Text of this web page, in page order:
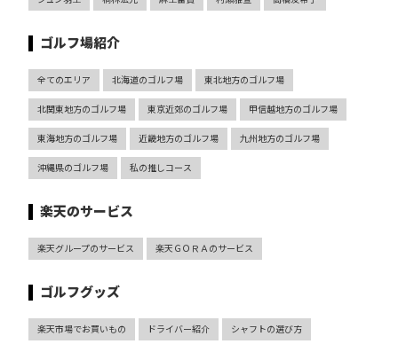
ゴルフ場紹介
全てのエリア 北海道のゴルフ場 東北地方のゴルフ場
北関東地方のゴルフ場 東京近郊のゴルフ場 甲信越地方のゴルフ場
東海地方のゴルフ場 近畿地方のゴルフ場 九州地方のゴルフ場
沖縄県のゴルフ場 私の推しコース
楽天のサービス
楽天グループのサービス 楽天ＧＯＲＡのサービス
ゴルフグッズ
楽天市場でお買いもの ドライバー紹介 シャフトの選び方